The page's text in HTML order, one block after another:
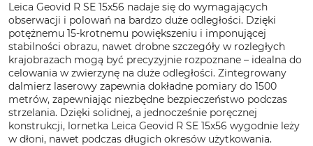
Leica Geovid R SE 15x56 nadaje się do wymagających
obserwacji i polowań na bardzo duże odległości. Dzięki
potężnemu 15-krotnemu powiększeniu i imponującej
stabilności obrazu, nawet drobne szczegóły w rozległych
krajobrazach mogą być precyzyjnie rozpoznane – idealna do
celowania w zwierzynę na duże odległości. Zintegrowany
dalmierz laserowy zapewnia dokładne pomiary do 1500
metrów, zapewniając niezbędne bezpieczeństwo podczas
strzelania. Dzięki solidnej, a jednocześnie poręcznej
konstrukcji, lornetka Leica Geovid R SE 15x56 wygodnie leży
w dłoni, nawet podczas długich okresów użytkowania.